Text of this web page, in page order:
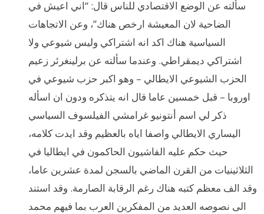
سألته عن الوضع الاقتصادي للناس قال: “اني اعيش في
الضاحية لان المعيشة ارخص هناك”، وعن الاتجاهات
السياسية هناك اكد انه اشتراكي وليس شيوعي ولا
اشتراكي ديمقراطي. وعندما سألته عن برلينغرئر زعيم
الحزب الشيوعي الايطالي – وهو اكبر حزب شيوعي في
اوروبا – قبل خمسين عاما قال انه يتذكره ودون ان اسأله
ذكر لي اسم أنتونيو غرامشي الفيلسوف السياسي
اليساري الايطالي واصفا اياه بالعظيم وقد ايدت كلامه،
حيث حكم عليه الفاشيون الحاكمون في ايطاليا في
الثلاثينيات من القرن الماضي بالسجن لمدة عشرين عاما،
وقد الف معظم كتبه هناك رغم الرقابة الصارمة. وقد استند
الى نصوصه العديد من المفكرين العرب بما فيهم محمد